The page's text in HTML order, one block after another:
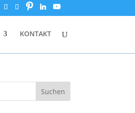
KONTAKT
Suchen